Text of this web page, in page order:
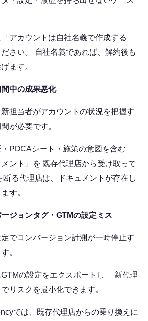
アカウントは自社名義で作成する
さい。 自社名義であれば、解約後も
ます。
中の成果悪化
担当者がアカウントの状況を把握す
が必要です。
PDCAシート・施策の意図を含む
メント」を 既存代理店から受け取って
断る代理店は、ドキュメントが存在し
す。
ジョンタグ・GTMの設定ミス
でコンバージョン計測が一時停止す
。
の設定をエクスポートし、 新代理
リスクを最小化できます。
では、既存代理店からの乗り換えに